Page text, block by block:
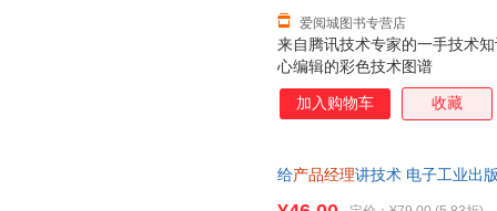
来自腾讯技术专家的一手技术
心编辑的彩色技术图谱
爱阅城图书专营店
加入购物车 收藏
给产品经理讲技术 电子工业出